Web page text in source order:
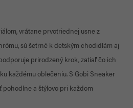
vrátane prvotriednej usne z
sú šetrné k detským chodidlám aj
prirodzený krok, zatiaľ čo ich
každému oblečeniu. S Gobi Sneaker
a štýlovo pri každom